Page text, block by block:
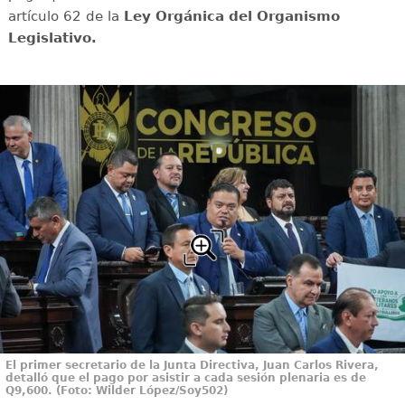
artículo 62 de la Ley Orgánica del Organismo
Legislativo.
El primer secretario de la Junta Directiva, Juan Carlos Rivera,
detalló que el pago por asistir a cada sesión plenaria es de
Q9,600. (Foto: Wilder López/Soy502)